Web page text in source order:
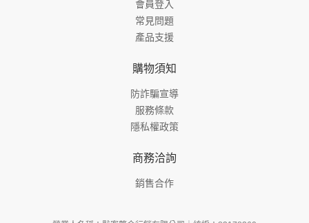
會員登入
常見問題
產品支援
購物須知
防詐騙宣導
服務條款
隱私權政策
商務洽詢
銷售合作